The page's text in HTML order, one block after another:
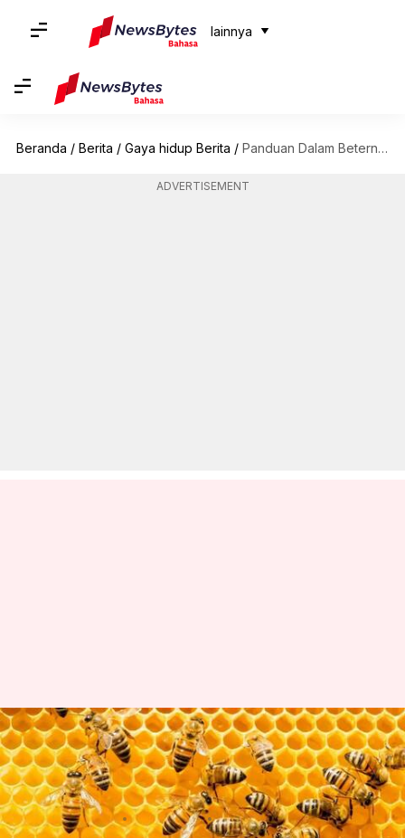
lainnya
Beranda / Berita / Gaya hidup Berita / Panduan Dalam Beternak Lebah Di Wilayah Perkotaan Untuk Pemula
ADVERTISEMENT
Panduan Dalam Beternak
Lebah Di Wilayah Perkotaan
Untuk Pemula
menulis Handoko Feb 06, 2024 12:40 pm